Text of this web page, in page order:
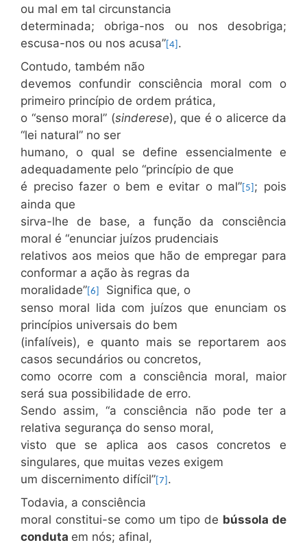
ou mal em tal circunstancia
determinada; obriga-nos ou nos desobriga;
escusa-nos ou nos acusa” [4] .
Contudo, também não
devemos confundir consciência moral com o
primeiro princípio de ordem prática,
o “senso moral” (sinderese), que é o alicerce da
“lei natural” no ser
humano, o qual se define essencialmente e
adequadamente pelo “princípio de que
é preciso fazer o bem e evitar o mal” [5] ; pois
ainda que
sirva-lhe de base, a função da consciência
moral é “enunciar juízos prudenciais
relativos aos meios que hão de empregar para
conformar a ação às regras da
moralidade” [6]
Significa que, o
senso moral lida com juízos que enunciam os
princípios universais do bem
(infalíveis), e quanto mais se reportarem aos
casos secundários ou concretos,
como ocorre com a consciência moral, maior
será sua possibilidade de erro.
Sendo assim, “a consciência não pode ter a
relativa segurança do senso moral,
visto que se aplica aos casos concretos e
singulares, que muitas vezes exigem
um discernimento difícil” [7] .
Todavia, a consciência
moral constitui-se como um tipo de bússola de
conduta em nós; afinal,